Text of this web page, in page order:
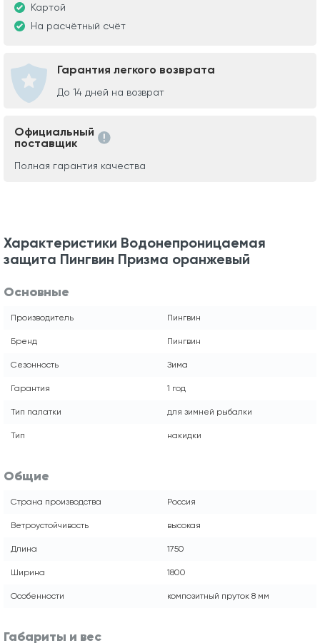
Картой
На расчётный счёт
Гарантия легкого возврата
До 14 дней на возврат
Официальный
поставщик
Полная гарантия качества
Характеристики Водонепроницаемая
защита Пингвин Призма оранжевый
Основные
Производитель Пингвин
Бренд Пингвин
Сезонность Зима
Гарантия 1 год
Тип палатки для зимней рыбалки
Тип накидки
Общие
Страна производства Россия
Ветроустойчивость высокая
Длина 1750
Ширина 1800
Особенности композитный пруток 8 мм
Габариты и вес